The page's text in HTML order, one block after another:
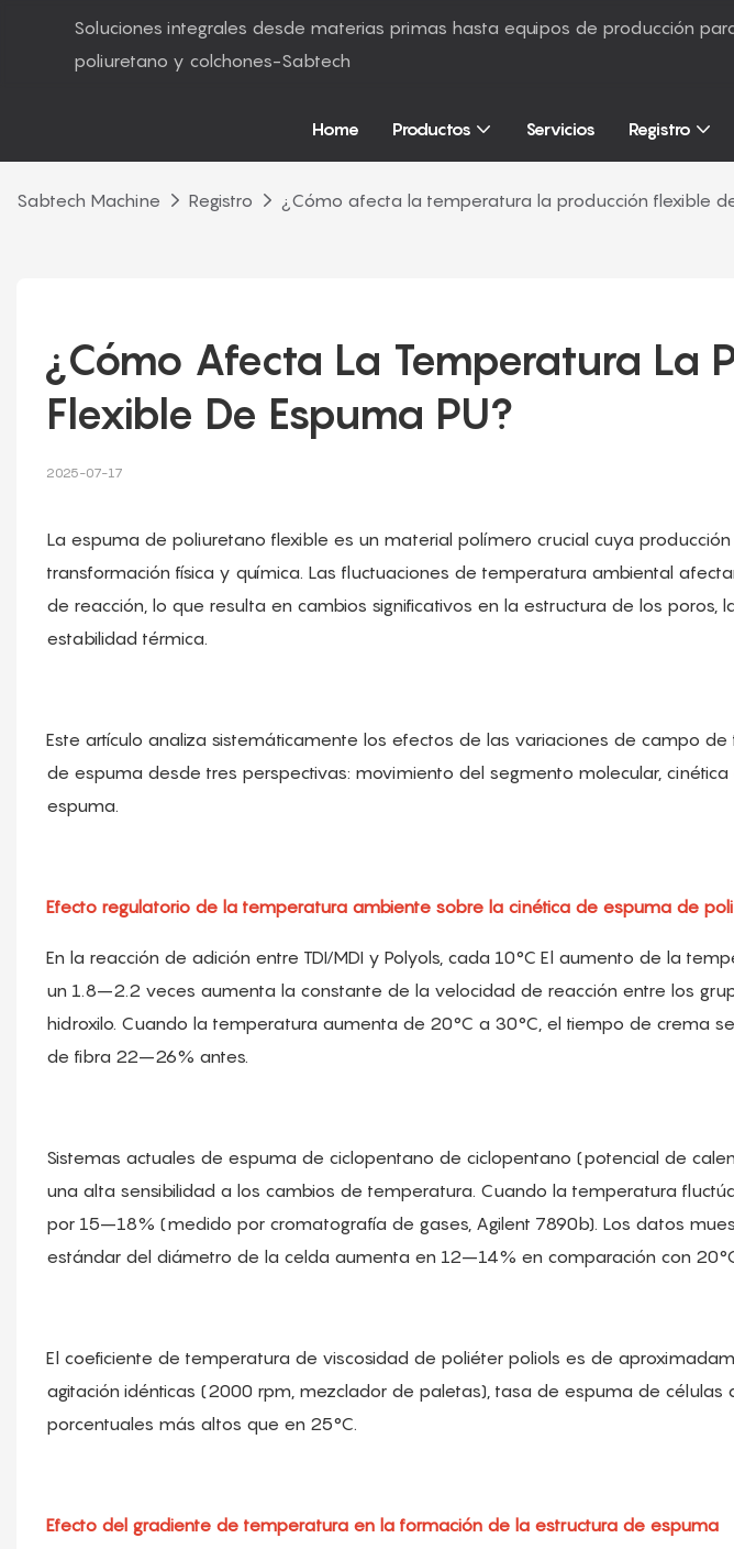
Soluciones integrales desde materias primas hasta equipos de producción
poliuretano y colchones-Sabtech
Home Productos Servicios Registro
Sabtech Machine Registro ¿Cómo afecta la temperatura la producción flexible
¿Cómo Afecta La Temperatura La
Flexible De Espuma PU?
2025-07-17
La espuma de poliuretano flexible es un material polímero crucial cuya
transformación física y química. Las fluctuaciones de temperatura ambiental
de reacción, lo que resulta en cambios significativos en la estructura de los poros,
estabilidad térmica.
Este artículo analiza sistemáticamente los efectos de las variaciones de campo
de espuma desde tres perspectivas: movimiento del segmento molecular,
espuma.
Efecto regulatorio de la temperatura ambiente sobre la cinética de espuma de
En la reacción de adición entre TDI/MDI y Polyols, cada 10°C El aumento de la
un 1.8–2.2 veces aumenta la constante de la velocidad de reacción entre los
hidroxilo. Cuando la temperatura aumenta de 20°C a 30°C, el tiempo de crema
de fibra 22–26% antes.
Sistemas actuales de espuma de ciclopentano de ciclopentano (potencial de
una alta sensibilidad a los cambios de temperatura. Cuando la temperatura
por 15–18% (medido por cromatografía de gases, Agilent 7890b). Los datos
estándar del diámetro de la celda aumenta en 12–14% en comparación con
El coeficiente de temperatura de viscosidad de poliéter poliols es de
agitación idénticas (2000 rpm, mezclador de paletas), tasa de espuma de
porcentuales más altos que en 25°C.
Efecto del gradiente de temperatura en la formación de la estructura de espuma